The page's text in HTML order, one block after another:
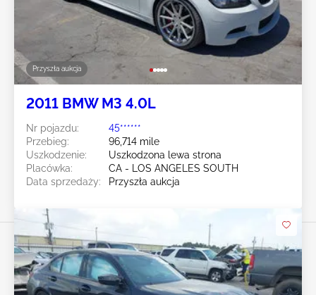
Przyszła aukcja
2011 BMW M3 4.0L
Nr pojazdu:
45******
Przebieg:
96,714 mile
Uszkodzenie:
Uszkodzona lewa strona
Placówka:
CA - LOS ANGELES SOUTH
Data sprzedaży:
Przyszła aukcja